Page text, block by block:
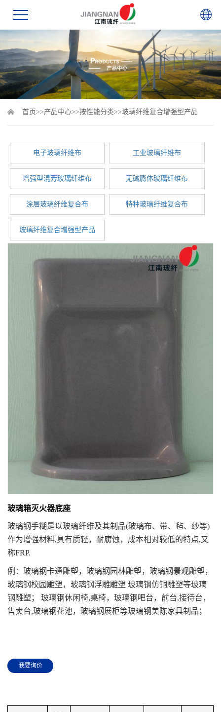
首页>>产品中心>>按性能分类>>玻璃纤维复合增强型产品
电子玻璃纤维布 工业玻璃纤维布
增强型混芳玻璃纤维布 无碱膨体玻璃纤维布
涂层玻璃纤维复合布 特种玻璃纤维复合布
玻璃纤维复合增强型产品
玻璃箱灭火器底座
玻璃钢手糊是以玻璃纤维及其制品(玻璃布、带、毡、纱等)
作为增强材料,具有质轻，耐腐蚀，成本相对较低的特点,又
称FRP.
例：玻璃钢卡通雕塑，玻璃钢园林雕塑，玻璃钢景观雕塑，
玻璃钢校园雕塑，玻璃钢浮雕雕塑 玻璃钢仿铜雕塑等玻璃
钢雕塑； 玻璃钢休闲椅,桌椅，玻璃钢吧台，前台,接待台，
售卖台,玻璃钢花池，玻璃钢展柜等玻璃钢美陈家具制品；
我要询价